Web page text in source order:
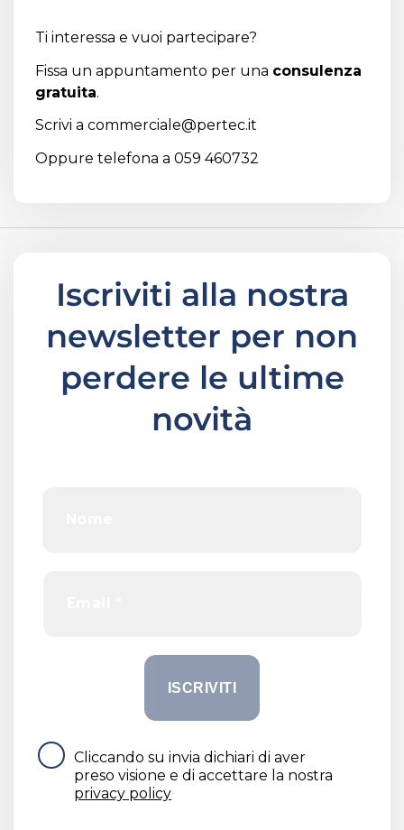
Ti interessa e vuoi partecipare?
Fissa un appuntamento per una consulenza
gratuita.
Scrivi a commerciale@pertec.it
Oppure telefona a 059 460732
Iscriviti alla nostra
newsletter per non
perdere le ultime
novità
Cliccando su invia dichiari di aver
preso visione e di accettare la nostra
privacy policy